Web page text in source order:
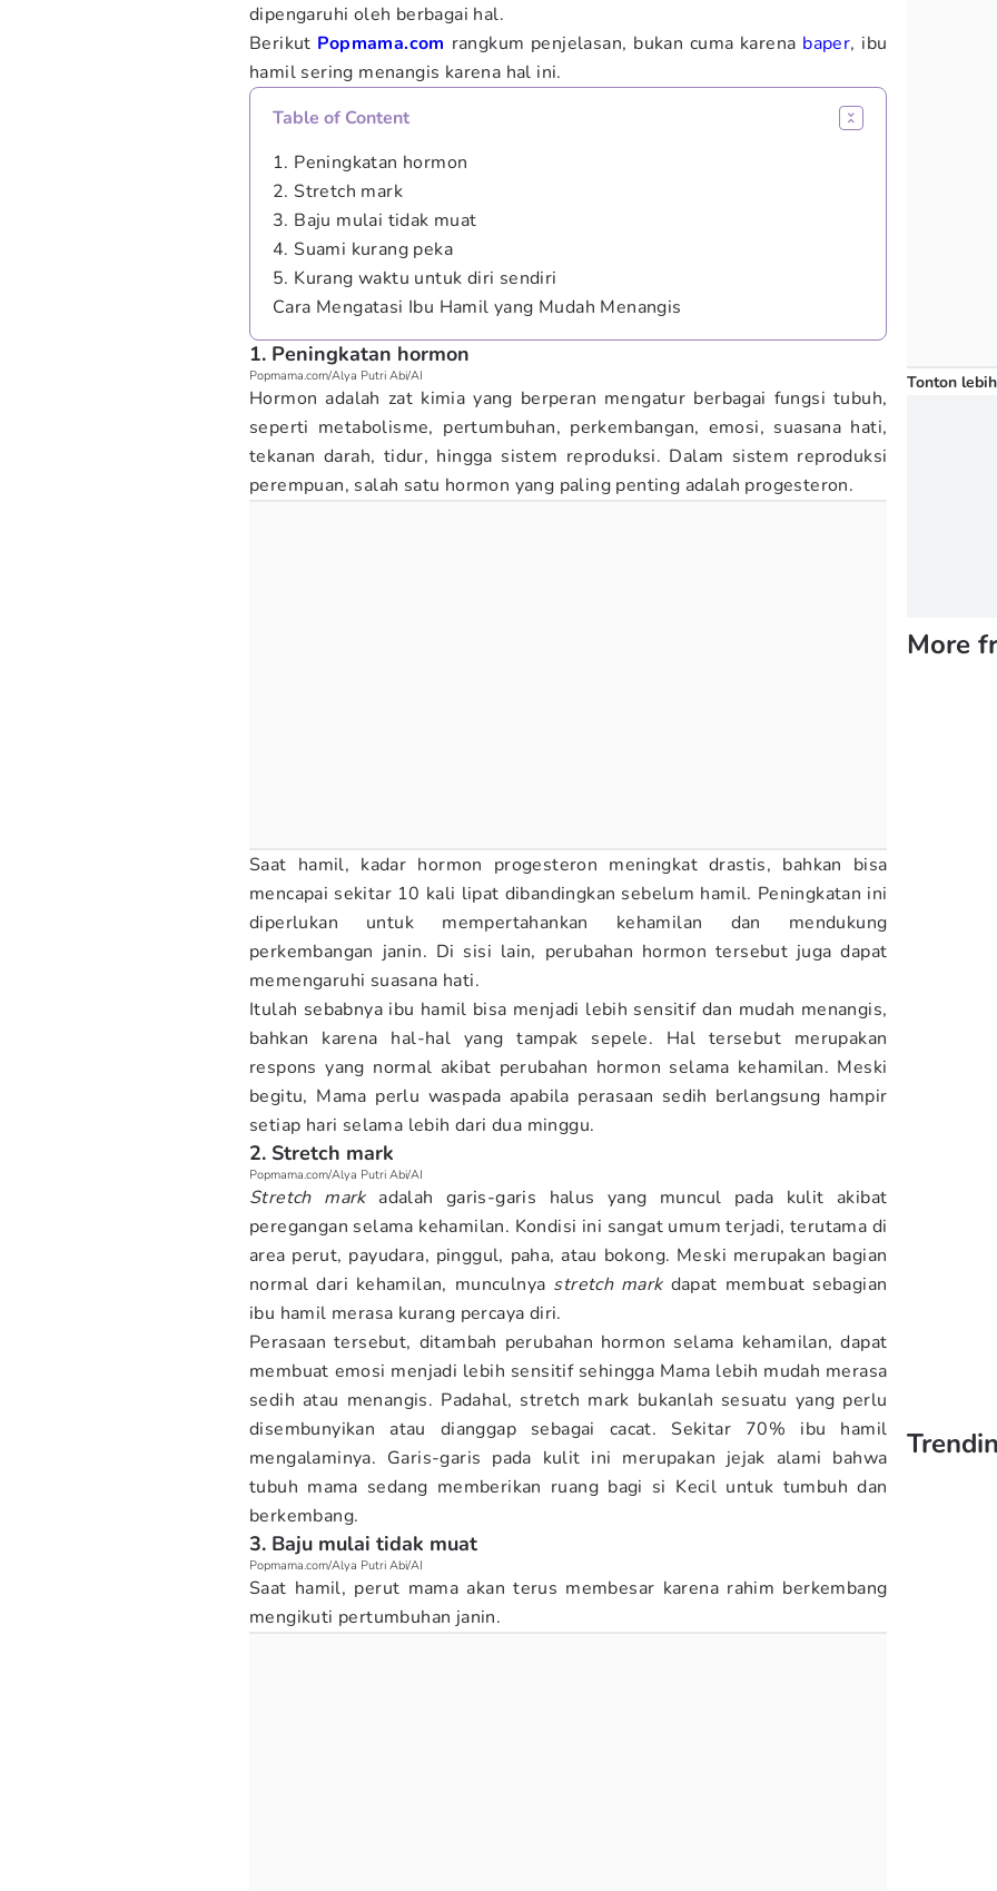
dipengaruhi oleh berbagai hal.
Berikut Popmama.com rangkum penjelasan, bukan cuma karena baper, ibu
hamil sering menangis karena hal ini.
Table of Content
1. Peningkatan hormon
2. Stretch mark
3. Baju mulai tidak muat
4. Suami kurang peka
5. Kurang waktu untuk diri sendiri
Cara Mengatasi Ibu Hamil yang Mudah Menangis
1. Peningkatan hormon
Popmama.com/Alya Putri Abi/AI
Hormon adalah zat kimia yang berperan mengatur berbagai fungsi tubuh,
seperti metabolisme, pertumbuhan, perkembangan, emosi, suasana hati,
tekanan darah, tidur, hingga sistem reproduksi. Dalam sistem reproduksi
perempuan, salah satu hormon yang paling penting adalah progesteron.
Saat hamil, kadar hormon progesteron meningkat drastis, bahkan bisa
mencapai sekitar 10 kali lipat dibandingkan sebelum hamil. Peningkatan ini
diperlukan untuk mempertahankan kehamilan dan mendukung
perkembangan janin. Di sisi lain, perubahan hormon tersebut juga dapat
memengaruhi suasana hati.
Itulah sebabnya ibu hamil bisa menjadi lebih sensitif dan mudah menangis,
bahkan karena hal-hal yang tampak sepele. Hal tersebut merupakan
respons yang normal akibat perubahan hormon selama kehamilan. Meski
begitu, Mama perlu waspada apabila perasaan sedih berlangsung hampir
setiap hari selama lebih dari dua minggu.
2. Stretch mark
Popmama.com/Alya Putri Abi/AI
Stretch mark adalah garis-garis halus yang muncul pada kulit akibat
peregangan selama kehamilan. Kondisi ini sangat umum terjadi, terutama di
area perut, payudara, pinggul, paha, atau bokong. Meski merupakan bagian
normal dari kehamilan, munculnya stretch mark dapat membuat sebagian
ibu hamil merasa kurang percaya diri.
Perasaan tersebut, ditambah perubahan hormon selama kehamilan, dapat
membuat emosi menjadi lebih sensitif sehingga Mama lebih mudah merasa
sedih atau menangis. Padahal, stretch mark bukanlah sesuatu yang perlu
disembunyikan atau dianggap sebagai cacat. Sekitar 70% ibu hamil
mengalaminya. Garis-garis pada kulit ini merupakan jejak alami bahwa
tubuh mama sedang memberikan ruang bagi si Kecil untuk tumbuh dan
berkembang.
3. Baju mulai tidak muat
Popmama.com/Alya Putri Abi/AI
Saat hamil, perut mama akan terus membesar karena rahim berkembang
mengikuti pertumbuhan janin.
Tonton
More